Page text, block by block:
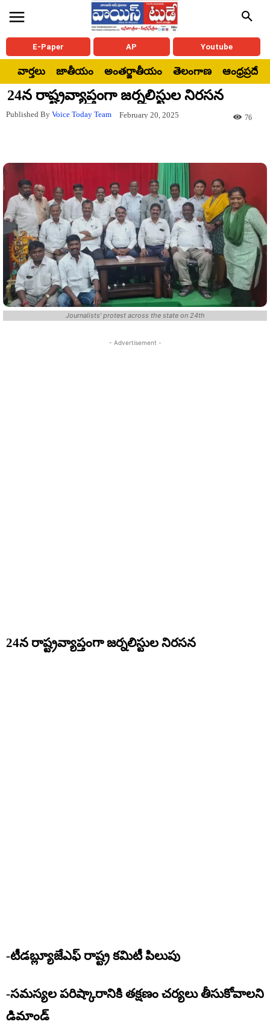
E-Paper AP Youtube
వార్తలు జాతీయం అంతర్జాతీయం తెలంగాణ ఆంధ్రప్రదేశ్
24న రాష్ట్రవ్యాప్తంగా జర్నలిస్టుల నిరసన
Published By Voice Today Team February 20, 2025 76
Journalists' protest across the state on 24th
- Advertisement -
24న రాష్ట్రవ్యాప్తంగా జర్నలిస్టుల నిరసన
-టీడబ్ల్యూజేఎఫ్ రాష్ట్ర కమిటీ పిలుపు
-సమస్యల పరిష్కారానికి తక్షణం చర్యలు తీసుకోవాలని
డిమాండ్